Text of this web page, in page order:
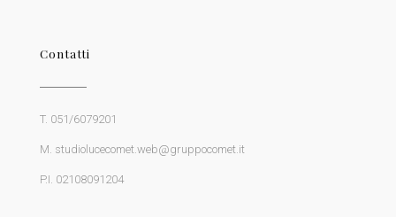
Contatti
T. 051/6079201
M. studiolucecomet.web@gruppocomet.it
P.I. 02108091204